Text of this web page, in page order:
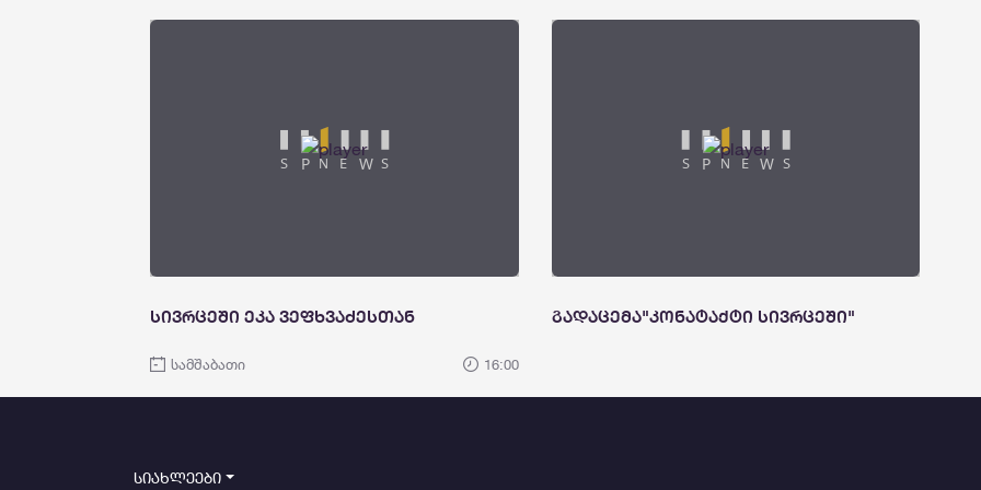
სივრცეში ეკა ვეფხვაძესთან
სამშაბათი 16:00
გადაცემა"კონატაქტი სივრცეში"
სიახლეები